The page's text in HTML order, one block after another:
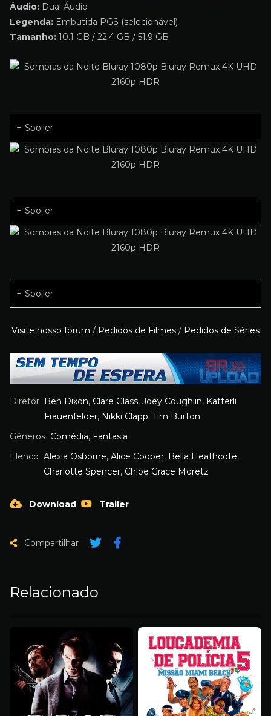
Áudio: Dual Áudio
Legenda: Embutida PGS (selecionável)
Tamanho: 10.1 GB / 22.4 GB / 51.9 GB
Spoiler
Spoiler
Spoiler
Visite nosso fórum / Pedidos de Filmes / Pedidos de Séries
Diretor Ben Dixon, Clare Glass, Joey Coughlin, Katterli
Frauenfelder, Nikki Clapp, Tim Burton
Gêneros Comédia, Fantasia
Elenco Alexia Osborne, Alice Cooper, Bella Heathcote,
Charlotte Spencer, Chloë Grace Moretz
Download Trailer
Compartilhar
Relacionado